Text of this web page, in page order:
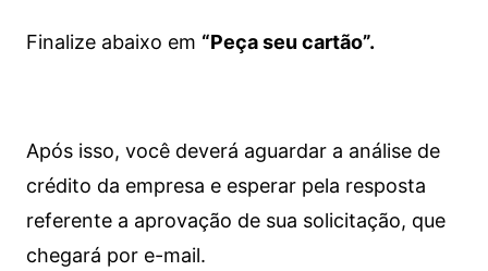
Finalize abaixo em “Peça seu cartão”.
Após isso, você deverá aguardar a análise de
crédito da empresa e esperar pela resposta
referente a aprovação de sua solicitação, que
chegará por e-mail.